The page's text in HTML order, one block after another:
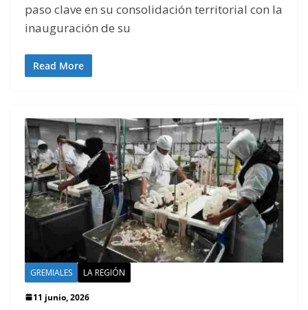
paso clave en su consolidación territorial con la
inauguración de su
Read More
GREMIALES LA REGIÓN
11 junio, 2026